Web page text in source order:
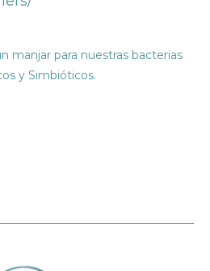
manjar para nuestras bacterias
y Simbióticos.